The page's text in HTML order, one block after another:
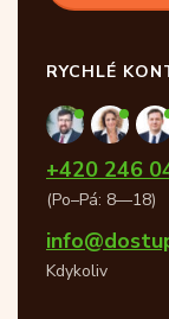
RYCHLÉ
+420 246
(Po–Pá: 8—18)
Kdykoliv